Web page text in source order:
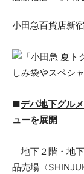
小田急百貨店新
■デパ地下グル
ューを展開
地下２階・地
品売場〈